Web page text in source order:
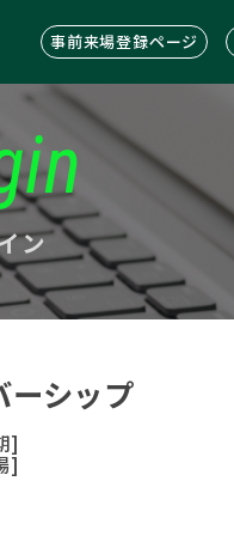
事前来場登録ページ
ン
ーシップ
]
]